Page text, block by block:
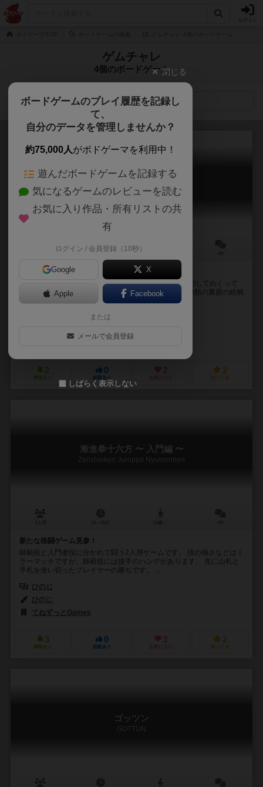
ゲムチャレ
4個のボードゲーム
検索メニュー
ゾンビと聖者 桜 ver.
Zombie to Seija Sakura ver.
15～30分
ゾンビはドキドキ、聖者は脳みそフットー
ゾンビ役がカードを裏面で配置し、聖者役が表面を予想してめくって
いく、非対称のハイドアンドシークなゲームです。 6種類の裏面の絵柄
を利用して戦略的にプレイすることも、直感を信...
2
興味あり
0
経験あり お気に入り
2
持ってる
漸進拳十六方 〜 入門編 〜
Zenshinken Juroppo Nyumonhen
新たな格闘ゲーム見参！
師範役と入門者役に分かれて闘う2人用ゲームです。 技の強さなどはミ
ラーマッチですが、師範役には後手のハンデがあります。 先に山札と
手札を使い切ったプレイヤーの勝ちです。 ...
ひのじ
ひのじ
てねずっとGames
3
興味あり
0
経験あり
3
お気に入り
2
持ってる
ゴッツン
GOTTUN
閉じる
ボードゲームのプレイ履歴を記録し
て、
自分のデータを管理しませんか？
約75,000人がボドゲーマを利用中！
遊んだボードゲームを記録する
気になるゲームのレビューを読む
お気に入り作品・所有リストの共
有
ログイン / 会員登録（10秒）
Google X
Apple Facebook
または
メールで会員登録
しばらく表示しない